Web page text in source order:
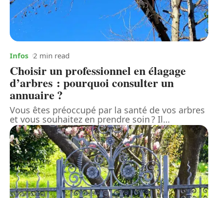
Infos 2 min read
Choisir un professionnel en élagage
d’arbres : pourquoi consulter un
annuaire ?
Vous êtes préoccupé par la santé de vos arbres
et vous souhaitez en prendre soin ? Il…